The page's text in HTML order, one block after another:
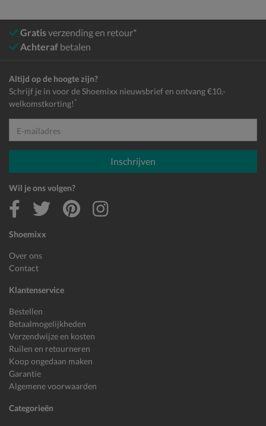
Gratisverzending en retour*
Achteraf betalen
Shoemixx
Over ons
Contact
Klantenservice
Bestellen
Betaalmogelijkheden
Verzendwijze en kosten
Ruilen en retourneren
Koop ongedaan maken
Garantie
Algemene voorwaarden
Categorieën
Altijd op de hoogte zijn?
Schrijf je in voor de Shoemixx nieuwsbrief en ontvang €10,-
welkomstkorting! *
E-mailadres
Inschrijven
Wil je ons volgen?